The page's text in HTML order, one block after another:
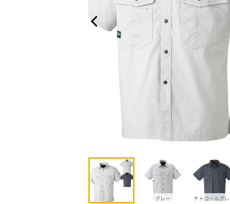
グレー チャコールグ